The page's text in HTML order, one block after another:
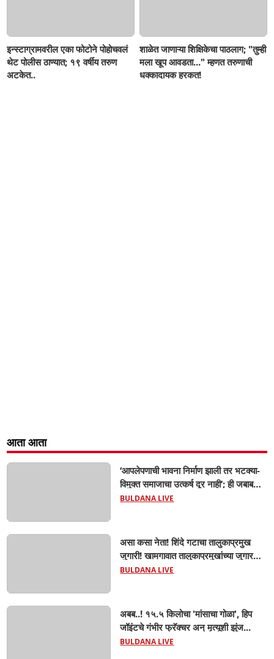
इन्स्टाग्रामवरील एका फोटोने पोहोचवलं
थेट पोलीस ठाण्यात; १९ वर्षीय तरुण
अटकेत..
शाळेत जाणाऱ्या शिक्षिकेचा पाठलाग; "तुम्ही
मला खूप आवडता..." म्हणत तरुणाची
धक्कादायक हरकत!
आता आता
‘आपलेपणाची भावना निर्माण झाली तर भटक्या-
विमुक्त समाजाचा उत्कर्ष दूर नाही’; ही जबाबदारी
केवळ सरकारची नाही,आपल्या सर्वांची !
BULDANA LIVE
असा कसा नेता! शिंदे गटाचा तालुकाप्रमुख
जुगारी! खामगावात तालुकाप्रमुखांच्या जुगार
अड्ड्यावर डीवायएसपी पथकाची धाड.. अंधारात
BULDANA LIVE
अबब..! १५.५ किलोचा 'मांसाचा गोळा', हिप
जॉइंटचे गंभीर फ्रॅक्चर अन् मृत्यूशी झुंज...
BULDANA LIVE